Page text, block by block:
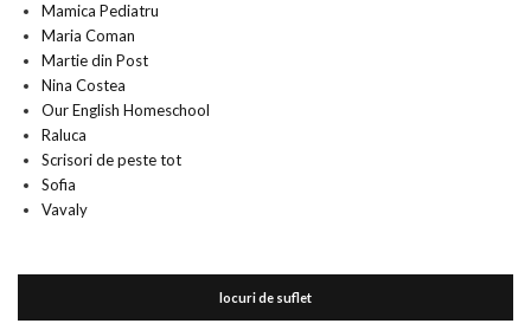
Mamica Pediatru
Maria Coman
Martie din Post
Nina Costea
Our English Homeschool
Raluca
Scrisori de peste tot
Sofia
Vavaly
locuri de suflet